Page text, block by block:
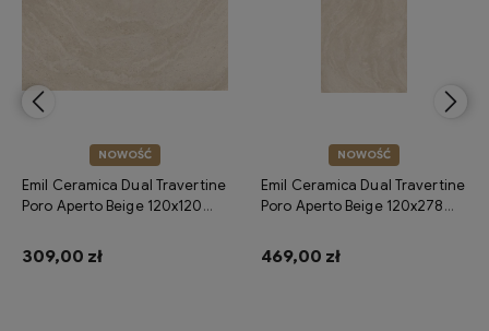
NOWOŚĆ
Emil Ceramica Dual Travertine
Poro Aperto Beige 120x120
gresowe imitujące trawertyn
309,00 zł
NOWOŚĆ
Emil Ceramica Dual Travertine
Poro Aperto Beige 120x278
imitujące trawertyn
469,00 zł